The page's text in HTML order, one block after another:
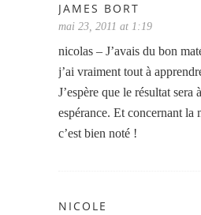
JAMES BORT
mai 23, 2011 at 1:19
nicolas – J’avais du bon
j’ai vraiment tout à
J’espère que le résultat sera
espérance. Et concernant la
c’est bien noté !
NICOLE